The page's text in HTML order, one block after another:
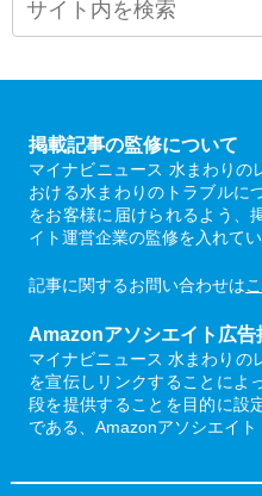
掲載記事の監修について
マイナビニュース 水まわりの
おける水まわりのトラブルに
をお客様に届けられるよう、
イト運営企業の監修を入れてい
記事に関するお問い合わせは
Amazonアソシエイト広告
マイナビニュース 水まわりの
を宣伝しリンクすることによ
段を提供することを目的に設
である、Amazonアソシエイト